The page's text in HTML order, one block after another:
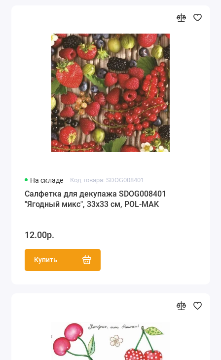
На складе Код товара: SDOG008401
Салфетка для декупажа SDOG008401
"Ягодный микс", 33х33 см, POL-MAK
12.00р.
Купить